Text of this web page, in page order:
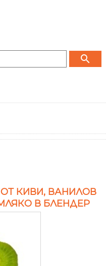
search
КИВИ, ВАНИЛОВ
В БЛЕНДЕР